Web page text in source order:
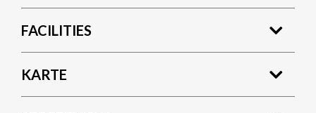
FACILITIES
KARTE